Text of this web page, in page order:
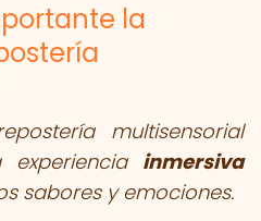
la
multisensorial
inmersiva
sabores y emociones.